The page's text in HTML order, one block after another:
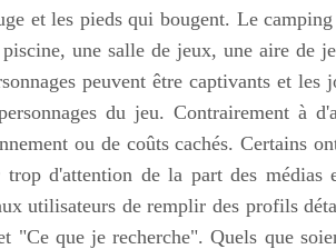
et les pieds qui bougent. Le
piscine, une salle de jeux, une aire de
peuvent être captivants et les
du jeu. Contrairement à
ou de coûts cachés. Certains
d'attention de la part des médias
utilisateurs de remplir des profils
"Ce que je recherche". Quels que